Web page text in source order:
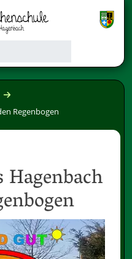
Regenbogen